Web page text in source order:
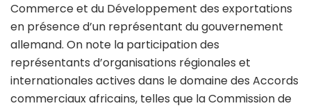
Commerce et du Développement des exportations
en présence d’un représentant du gouvernement
allemand. On note la participation des
représentants d’organisations régionales et
internationales actives dans le domaine des Accords
commerciaux africains, telles que la Commission de